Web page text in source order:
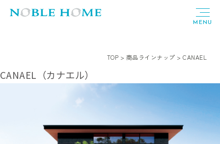
土地・建売
TOP > 商品ラインナップ >CANAEL
CANAEL（カナエル）